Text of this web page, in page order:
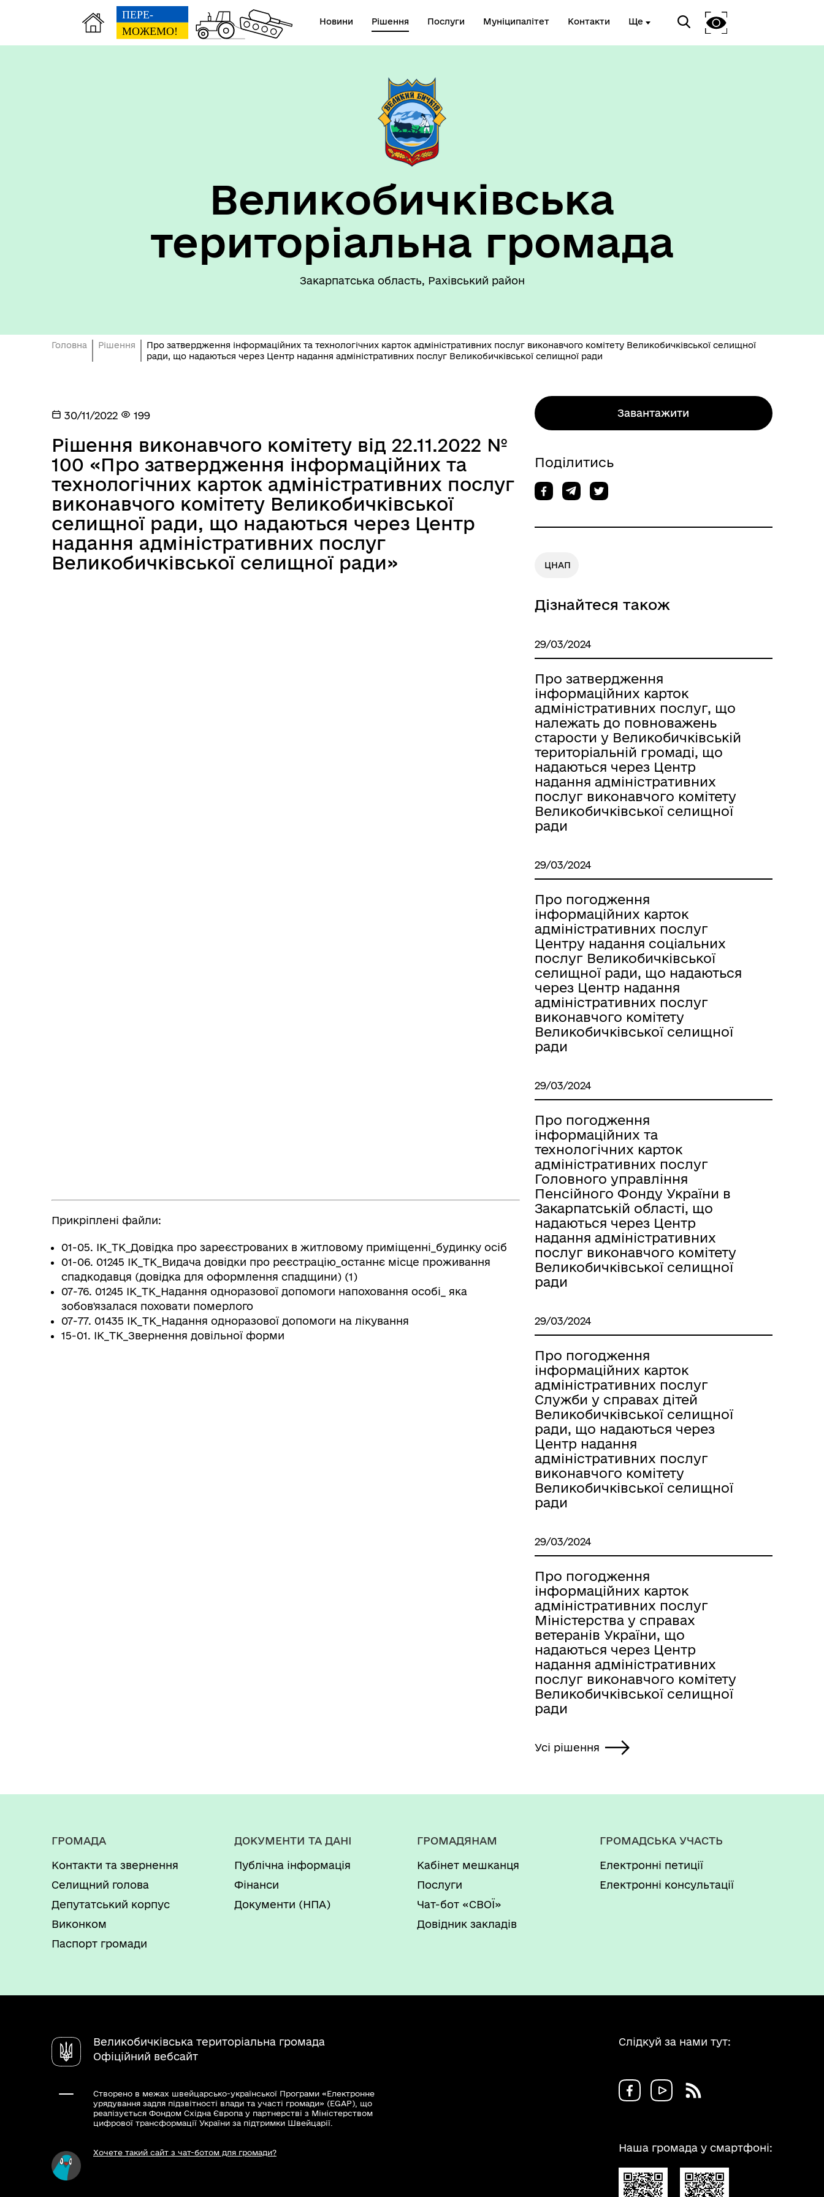
Новини Рішення Послуги Муніципалітет Контакти Ще
Бюджет громади
Герої не вмирають
установ Великобичківської ТГ
Великобичківська
територіальна громада
Закарпатська область, Рахівський район
Головна Рішення
Про затвердження інформаційних та технологічних карток адміністративних послуг виконавчого комітету Великобичківської селищної
ради, що надаються через Центр надання адміністративних послуг Великобичківської селищної ради
30/11/2022 199
Рішення виконавчого комітету від 22.11.2022 №
100 «Про затвердження інформаційних та
технологічних карток адміністративних послуг
виконавчого комітету Великобичківської
селищної ради, що надаються через Центр
надання адміністративних послуг
Великобичківської селищної ради»
Прикріплені файли:
01-05. IK_ТК_Довідка про зареєстрованих в житловому приміщенні_будинку осіб
01-06. 01245 IK_ТК_Видача довідки про реєстрацію_останнє місце проживання
спадкодавця (довідка для оформлення спадщини) (1)
07-76. 01245 IK_ТК_Надання одноразової допомоги напоховання особі_ яка
зобов'язалася поховати померлого
07-77. 01435 IK_ТК_Надання одноразової допомоги на лікування
15-01. IK_ТК_Звернення довільної форми
Завантажити
Поділитись
ЦНАП
Дізнайтеся також
29/03/2024
Про затвердження
інформаційних карток
адміністративних послуг, що
належать до повноважень
старости у Великобичківській
територіальній громаді, що
надаються через Центр
надання адміністративних
послуг виконавчого комітету
Великобичківської селищної
ради
29/03/2024
Про погодження
інформаційних карток
адміністративних послуг
Центру надання соціальних
послуг Великобичківської
селищної ради, що надаються
через Центр надання
адміністративних послуг
виконавчого комітету
Великобичківської селищної
ради
29/03/2024
Про погодження
інформаційних та
технологічних карток
адміністративних послуг
Головного управління
Пенсійного Фонду України в
Закарпатській області, що
надаються через Центр
надання адміністративних
послуг виконавчого комітету
Великобичківської селищної
ради
29/03/2024
Про погодження
інформаційних карток
адміністративних послуг
Служби у справах дітей
Великобичківської селищної
ради, що надаються через
Центр надання
адміністративних послуг
виконавчого комітету
Великобичківської селищної
ради
29/03/2024
Про погодження
інформаційних карток
адміністративних послуг
Міністерства у справах
ветеранів України, що
надаються через Центр
надання адміністративних
послуг виконавчого комітету
Великобичківської селищної
ради
Усі рішення
ГРОМАДА
Контакти та звернення
Селищний голова
Депутатський корпус
Виконком
Паспорт громади
ДОКУМЕНТИ ТА ДАНІ
Публічна інформація
Фінанси
Документи (НПА)
ГРОМАДЯНАМ
Кабінет мешканця
Послуги
Чат-бот «СВОЇ»
Довідник закладів
ГРОМАДСЬКА УЧАСТЬ
Електронні петиції
Електронні консультації
Великобичківська територіальна громада
Офіційний вебсайт
Створено в межах швейцарсько-української Програми «Електронне
урядування задля підзвітності влади та участі громади» (EGAP), що
реалізується Фондом Східна Європа у партнерстві з Міністерством
цифрової трансформації України за підтримки Швейцарії.
Хочете такий сайт з чат-ботом для громади?
Слідкуй за нами тут:
Наша громада у смартфоні: